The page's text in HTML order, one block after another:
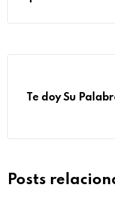
Te doy Su
Posts